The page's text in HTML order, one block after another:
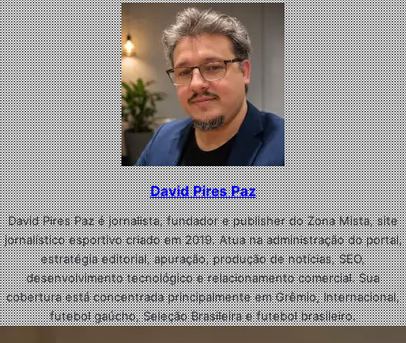
David Pires Paz
David Pires Paz é jornalista, fundador e publisher do Zona Mista, site
jornalístico esportivo criado em 2019. Atua na administração do portal,
estratégia editorial, apuração, produção de notícias, SEO,
desenvolvimento tecnológico e relacionamento comercial. Sua
cobertura está concentrada principalmente em Grêmio, Internacional,
futebol gaúcho, Seleção Brasileira e futebol brasileiro.